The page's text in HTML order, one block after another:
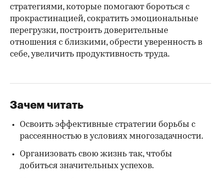
стратегиями, которые помогают бороться с
прокрастинацией, сократить эмоциональные
перегрузки, построить доверительные
отношения с близкими, обрести уверенность в
себе, увеличить продуктивность труда.
Зачем читать
Освоить эффективные стратегии борьбы с
рассеянностью в условиях многозадачности.
Организовать свою жизнь так, чтобы
добиться значительных успехов.